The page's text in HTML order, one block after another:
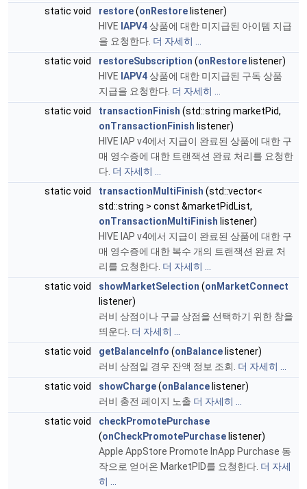
static void
restore(onRestorelistener)
HIVE IAPV4 상품에 대한 미지급된 아이템 지급
을 요청한다. 더 자세히 ...
static void
restoreSubscription (onRestorelistener)
HIVE IAPV4 상품에 대한 미지급된 구독 상품
지급을 요청한다. 더 자세히 ...
static void
transactionFinish (std::string marketPid,
onTransactionFinish listener)
HIVE IAP v4에서 지급이 완료된 상품에 대한 구
매 영수증에 대한 트랜잭션 완료 처리를 요청한
다. 더 자세히 ...
static void
transactionMultiFinish (std::vector<
std::string > const &marketPidList,
onTransactionMultiFinish listener)
HIVE IAP v4에서 지급이 완료된 상품에 대한 구
매 영수증에 대한 복수 개의 트랜잭션 완료 처
리를 요청한다. 더 자세히 ...
static void
showMarketSelection (onMarketConnect
listener)
러비 상점이나 구글 상점을 선택하기 위한 창을
띄운다. 더 자세히 ...
static void
getBalanceInfo (onBalancelistener)
러비 상점일 경우 잔액 정보 조회. 더 자세히 ...
static void
showCharge(onBalancelistener)
러비 충전 페이지 노출 더 자세히 ...
static void
checkPromotePurchase
(onCheckPromotePurchaselistener)
Apple AppStore Promote InApp Purchase 동
작으로 얻어온 MarketPID를 요청한다. 더 자세
히 ...